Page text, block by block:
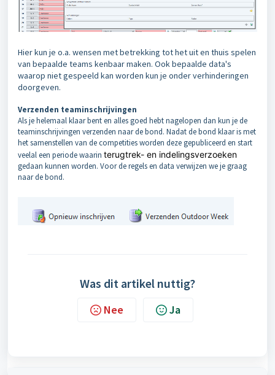
Hier kun je o.a. wensen met betrekking tot het uit en thuis spelen
van bepaalde teams kenbaar maken. Ook bepaalde data's
waarop niet gespeeld kan worden kun je onder verhinderingen
doorgeven.
Verzenden teaminschrijvingen
Als je helemaal klaar bent en alles goed hebt nagelopen dan kun je de
teaminschrijvingen verzenden naar de bond. Nadat de bond klaar is met
het samenstellen van de competities worden deze gepubliceerd en start
veelal een periode waarin terugtrek- en indelingsverzoeken
gedaan kunnen worden. Voor de regels en data verwijzen we je graag
naar de bond.
Was dit artikel nuttig?
Nee Ja